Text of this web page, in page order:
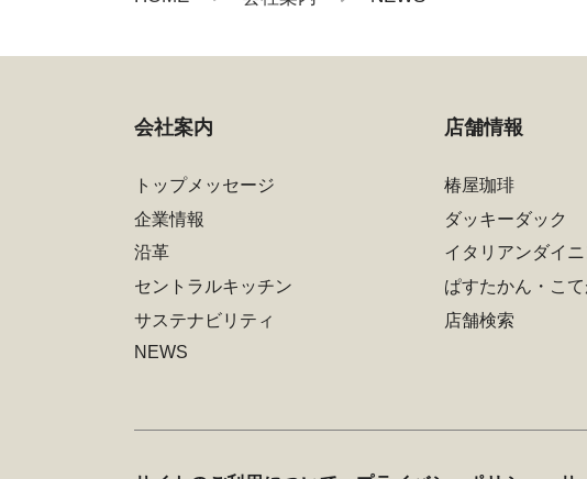
会社案内
トップメッセージ
企業情報
沿革
セントラルキッチン
サステナビリティ
NEWS
店舗情報
椿屋珈琲
ダッキーダック
イタリアンダイ
ぱすたかん・こ
店舗検索